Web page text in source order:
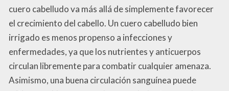
cuero cabelludo va más allá de simplemente favorecer
el crecimiento del cabello. Un cuero cabelludo bien
irrigado es menos propenso a infecciones y
enfermedades, ya que los nutrientes y anticuerpos
circulan libremente para combatir cualquier amenaza.
Asimismo, una buena circulación sanguínea puede